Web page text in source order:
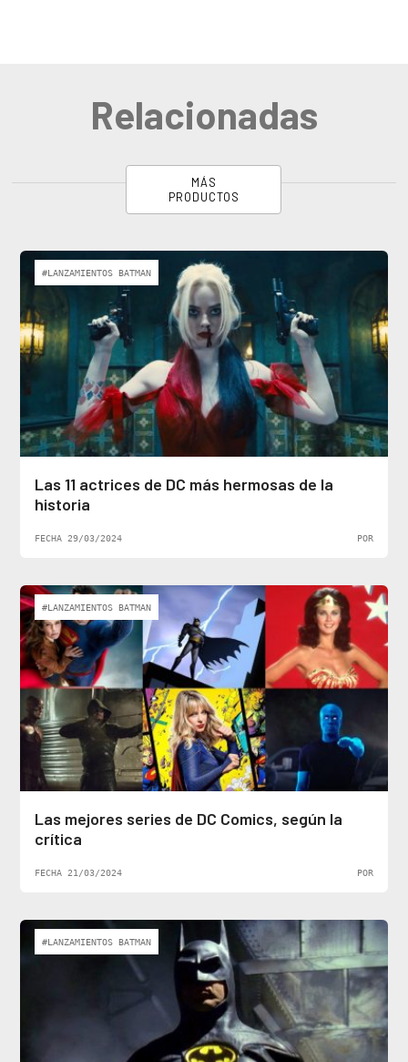
Relacionadas
MÁS
PRODUCTOS
#LANZAMIENTOS BATMAN
Las 11 actrices de DC más hermosas de la
historia
FECHA 29/03/2024 POR
#LANZAMIENTOS BATMAN
Las mejores series de DC Comics, según la
crítica
FECHA 21/03/2024 POR
#LANZAMIENTOS BATMAN